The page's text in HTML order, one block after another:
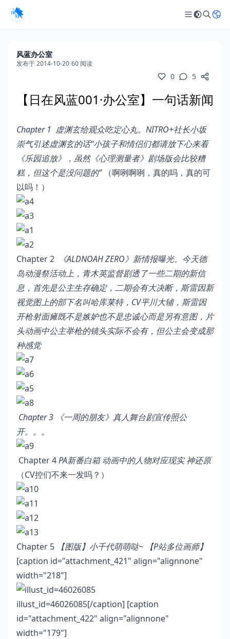
风蓝办公室
发布于 2014-10-20/60 阅读
0 5
【日在风蓝001·办公室】一句话新闻
Chapter 1 虚渊玄给观众吃定心丸。 NITRO+社长小坂
崇气引述虚渊玄的话“小孩子和情侣们都请放下心来看
《乐园追放》，虽然《心理测量者》剧场版会比较糟
糕，但这个是没问题的”（啊咧啊咧，真的吗，真的可
以吗！）
Chapter 2 《ALDNOAH ZERO》新情报曝光。今天德
岛动漫祭活动上，青木英监督剧透了一些二期的新信
息，首先是公主生存确定，二期会有大决断，斯雷因新
视觉图上的部下名叫哈库莱特， CV平川大辅，斯雷因
开枪射面瘫既不是嫉妒也不是忠诚心而是另有意图，片
头动画中公主举枪的镜头实际不会有，但公主会变成那
种感觉
Chapter 3
《一周的朋友》真人舞台剧宣传照公
开。。。
Chapter 4PA新番白箱 动画中的人物对应现实 神还原
（CV控们不来一发吗？）
Chapter 5
【图版】小千代萌萌哒~ 【P站多位画师】
[caption id="attachment_421" align="alignnone"
width="218"]
illust_id=46026085[/caption] [caption
id="attachment_422" align="alignnone"
width="179"]